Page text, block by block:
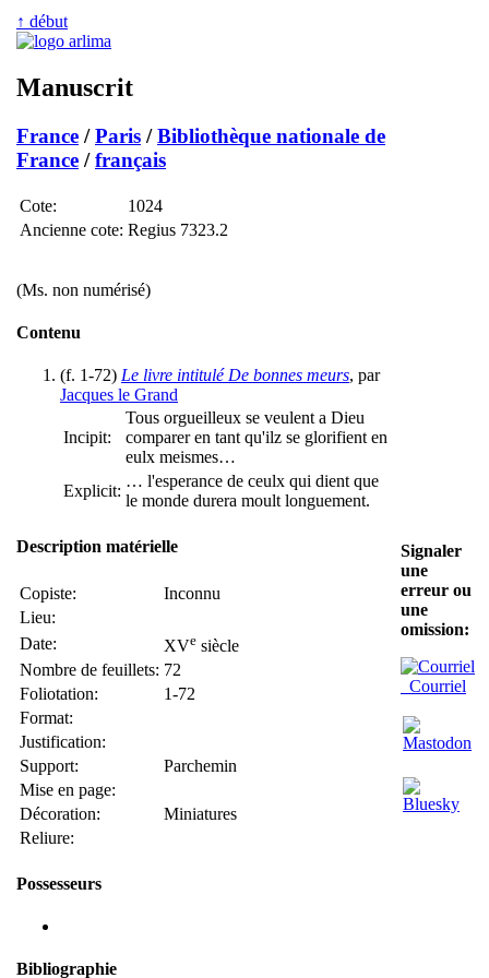
↑ début
Manuscrit
France /Paris /Bibliothèque nationale de
France /français
Cote:
1024
Ancienne cote: Regius 7323.2
(Ms. non numérisé)
Contenu
(f. 1-72) Le livre intitulé De bonnes meurs, par
Jacques le Grand
Incipit:
Tous orgueilleux se veulent a Dieu
comparer en tant qu'ilz se glorifient en
eulx meismes…
Explicit:
… l'esperance de ceulx qui dient que
le monde durera moult longuement.
Description matérielle
Copiste:
Inconnu
Lieu:
Date:
XVe siècle
Nombre de feuillets: 72
Foliotation:
1-72
Format:
Justification:
Support:
Parchemin
Mise en page:
Décoration:
Miniatures
Reliure:
Possesseurs
Bibliographie
Signaler
une
erreur ou
une
omission:
Courriel